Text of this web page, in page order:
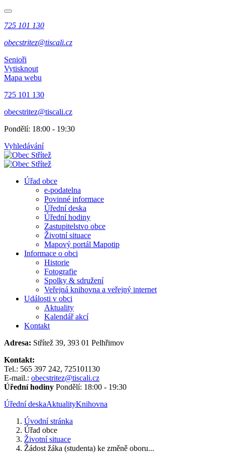
725 101 130
obecstritez@tiscali.cz
Senioři
Vytisknout
Mapa webu
725 101 130
obecstritez@tiscali.cz
Pondělí: 18:00 - 19:30
Vyhledávání
Úřad obce
e-podatelna
Povinné informace
Úřední deska
Úřední hodiny
Zastupitelstvo obce
Životní situace
Mapový portál Mapotip
Informace o obci
Historie
Fotografie
Spolky & sdružení
Veřejná knihovna a veřejný internet
Události v obci
Aktuality
Kalendář akcí
Kontakt
Adresa: Střítež 39, 393 01 Pelhřimov
Kontakt:
Tel.: 565 397 242, 725101130
E-mail.: obecstritez@tiscali.cz
Úřední hodiny Pondělí: 18:00 - 19:30
Úřední deskaAktualityKnihovna
Úvodní stránka
Úřad obce
Životní situace
Žádost žáka (studenta) ke změně oboru...